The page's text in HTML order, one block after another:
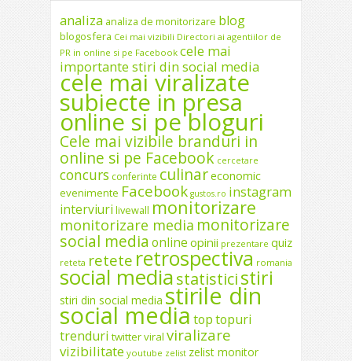
analiza analiza de monitorizare blog
blogosfera Cei mai vizibili Directori ai agentiilor de
PR in online si pe Facebook cele mai
importante stiri din social media
cele mai viralizate
subiecte in presa
online si pe bloguri
Cele mai vizibile branduri in
online si pe Facebook cercetare
concurs conferinte culinareconomic
evenimente Facebook gustos.ro instagram
interviuri livewall monitorizare
monitorizare media monitorizare
social media online opinii prezentare quiz
reteta retete retrospectiva romania
social mediastatisticistiri
stiri din social media stirile din
social media toptopuri
trenduri twitterviral viralizare
vizibilitate youtube zelist zelist monitor